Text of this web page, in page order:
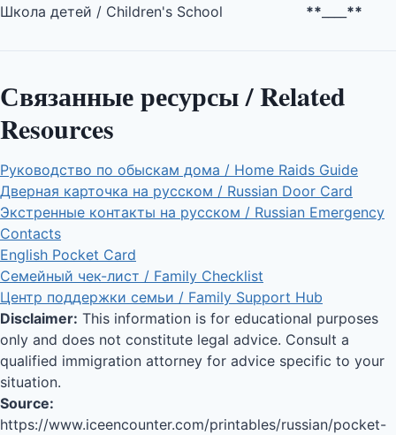
Школа детей / Children's School
** **
Связанные ресурсы / Related
Resources
Руководство по обыскам дома / Home Raids Guide
Дверная карточка на русском / Russian Door Card
Экстренные контакты на русском / Russian Emergency
Contacts
English Pocket Card
Семейный чек-лист / Family Checklist
Центр поддержки семьи / Family Support Hub
Disclaimer: This information is for educational purposes
only and does not constitute legal advice. Consult a
qualified immigration attorney for advice specific to your
situation.
Source:
https://www.iceencounter.com/printables/russian/pocket-